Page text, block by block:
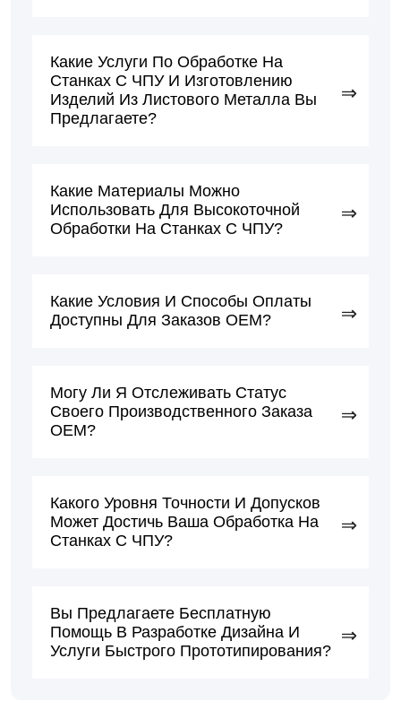
Какие Услуги По Обработке На
Станках С ЧПУ И Изготовлению
Изделий Из Листового Металла Вы
Предлагаете?
Какие Материалы Можно
Использовать Для Высокоточной
Обработки На Станках С ЧПУ?
Какие Условия И Способы Оплаты
Доступны Для Заказов OEM?
Могу Ли Я Отслеживать Статус
Своего Производственного Заказа
OEM?
Какого Уровня Точности И Допусков
Может Достичь Ваша Обработка На
Станках С ЧПУ?
Вы Предлагаете Бесплатную
Помощь В Разработке Дизайна И
Услуги Быстрого Прототипирования?